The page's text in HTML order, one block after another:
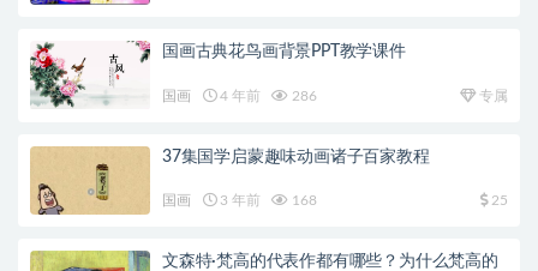
国画古典花鸟画背景PPT教学课件
国画 4 年前 286 专属
37集国学启蒙趣味动画诸子百家教程
国画 3 年前 168 25
文森特·梵高的代表作都有哪些？为什么梵高的